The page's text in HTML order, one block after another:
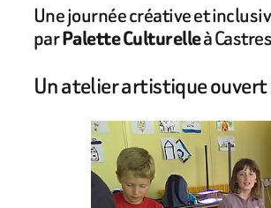
Une journée créative et
parPalette Culturelleà
Un atelier artistique ouvert